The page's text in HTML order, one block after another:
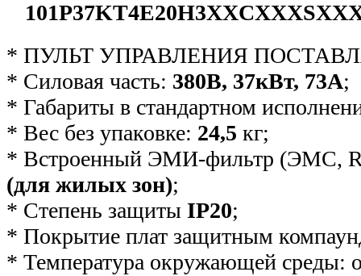
* ПУЛЬТ УПРАВЛЕНИЯ
* Силовая часть: 380В, 37кВт, 73А;
* Габариты в стандартном
* Вес без упаковке: 24,5 кг;
* Встроенный ЭМИ-фильтр (ЭМС,
(для жилых зон);
* Степень защиты IP20;
* Покрытие плат защитным
* Температура окружающей среды: